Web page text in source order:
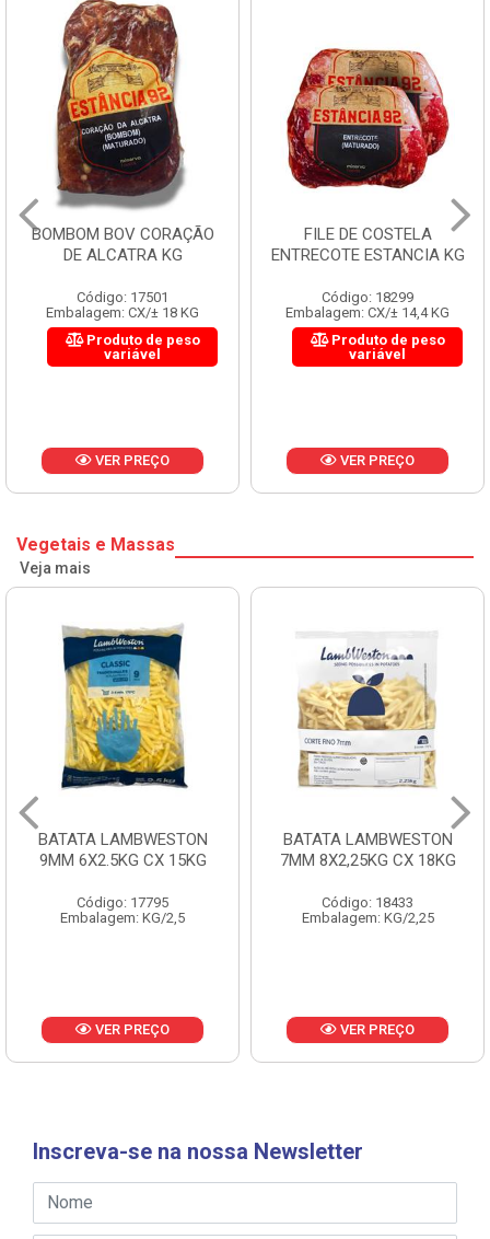
BOMBOM BOV CORAÇÃO
DE ALCATRA KG
Código: 17501
Embalagem: CX/± 18 KG
Produto de peso
variável
VER PREÇO
FILE DE COSTELA
ENTRECOTE ESTANCIA KG
Código: 18299
Embalagem: CX/± 14,4 KG
Produto de peso
variável
VER PREÇO
Vegetais e Massas
Veja mais
BATATA LAMBWESTON
9MM 6X2.5KG CX 15KG
Código: 17795
Embalagem: KG/2,5
VER PREÇO
BATATA LAMBWESTON
7MM 8X2,25KG CX 18KG
Código: 18433
Embalagem: KG/2,25
VER PREÇO
Inscreva-se na nossa Newsletter